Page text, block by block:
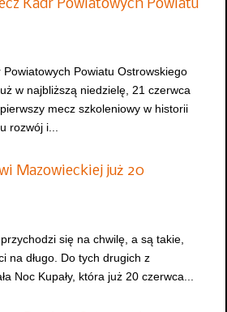
Kadr Powiatowych Powiatu
Powiatu Ostrowskiego
w najbliższą niedzielę, 21 czerwca
mecz szkoleniowy w historii
rozwój i...
Mazowieckiej już 20
się na chwilę, a są takie,
na długo. Do tych drugich z
Noc Kupały, która już 20 czerwca...